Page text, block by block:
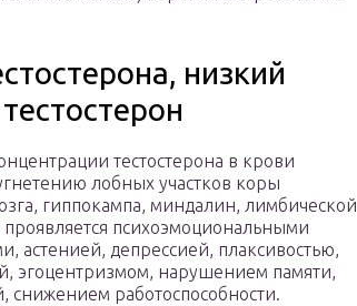
низкий
тестостерона в крови
лобных участков коры
гиппокампа, миндалин, лимбической
проявляется психоэмоциональными
астенией, депрессией, плаксивостью,
эгоцентризмом, нарушением памяти,
снижением работоспособности.